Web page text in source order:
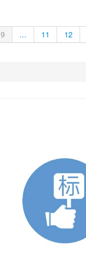
9 ... 11 12